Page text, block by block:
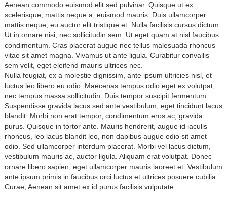
Aenean commodo euismod elit sed pulvinar. Quisque ut ex
scelerisque, mattis neque a, euismod mauris. Duis ullamcorper
mattis neque, eu auctor elit tristique et. Nulla facilisis cursus dictum.
Ut in ornare nisi, nec sollicitudin sem. Ut eget quam at nisl faucibus
condimentum. Cras placerat augue nec tellus malesuada rhoncus
vitae sit amet magna. Vivamus ut ante ligula. Curabitur convallis
sem velit, eget eleifend mauris ultrices nec.
Nulla feugiat, ex a molestie dignissim, ante ipsum ultricies nisl, et
luctus leo libero eu odio. Maecenas tempus odio eget ex volutpat,
nec tempus massa sollicitudin. Duis tempor suscipit fermentum.
Suspendisse gravida lacus sed ante vestibulum, eget tincidunt lacus
blandit. Morbi non erat tempor, condimentum eros ac, gravida
purus. Quisque in tortor ante. Mauris hendrerit, augue id iaculis
rhoncus, leo lacus blandit leo, non dapibus augue odio sit amet
odio. Sed ullamcorper interdum placerat. Morbi vel lacus dictum,
vestibulum mauris ac, auctor ligula. Aliquam erat volutpat. Donec
ornare libero sapien, eget ullamcorper mauris laoreet et. Vestibulum
ante ipsum primis in faucibus orci luctus et ultrices posuere cubilia
Curae; Aenean sit amet ex id purus facilisis vulputate.